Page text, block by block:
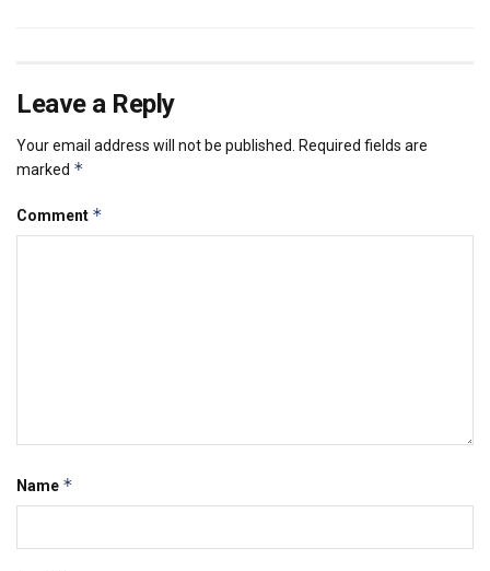
Leave a Reply
Your email address will not be published.
Required fields are
marked *
Comment *
Name *